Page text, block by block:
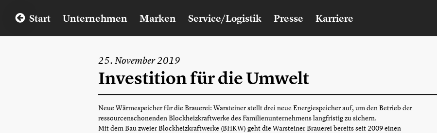
Start Unternehmen Marken Service/Logistik Presse Karriere
25. November 2019
Investition für die Umwelt
Neue Wärmespeicher für die Brauerei: Warsteiner stellt drei neue Energiespeicher auf, um den Betrieb der
ressourcenschonenden Blockheizkraftwerke des Familienunternehmens langfristig zu sichern.
Mit dem Bau zweier Blockheizkraftwerke (BHKW) geht die Warsteiner Brauerei bereits seit 2009 einen